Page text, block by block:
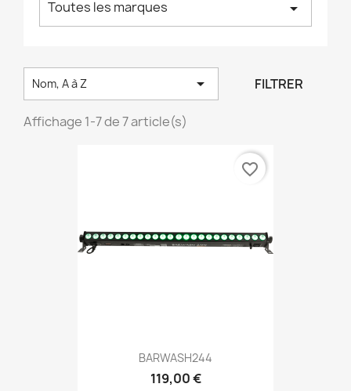
Toutes les marques arrow_drop_down
Nom, A à Z  FILTRER
Affichage 1-7 de 7 article(s)
BARWASH244
119,00 €
favorite_border